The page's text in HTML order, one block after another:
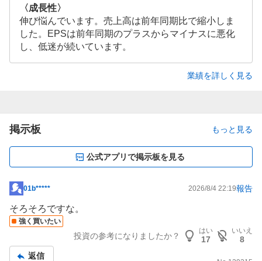
〈成長性〉
伸び悩んでいます。売上高は前年同期比で縮小しま
した。EPSは前年同期のプラスからマイナスに悪化
し、低迷が続いています。
業績を詳しく見る
掲示板 もっと見る
公式アプリで掲示板を見る
掲
示
板
事
01b***** 2026/8/4 22:19報告
そろそろですな。
強く買いたい
投資の参考になりましたか？
はい
17
いいえ
8
返信